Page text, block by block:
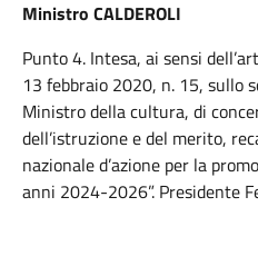
Ministro CALDEROLI
Punto 4. Intesa, ai sensi
13 febbraio 2020, n. 15, sullo
Ministro della cultura, di
dell’istruzione e del merito,
nazionale d’azione per la
anni 2024-2026”. Presidente